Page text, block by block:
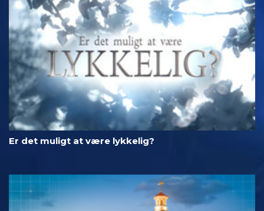
Er det muligt at være lykkelig?